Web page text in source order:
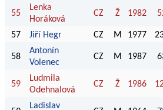
55
Lenka
Horáková
CZ Ž 1982
57 Jiří Hegr CZ M 1977
58
Antonín
Volenec
CZ M 1987
59
Ludmila
Odehnalová
CZ Ž 1986
Ladislav